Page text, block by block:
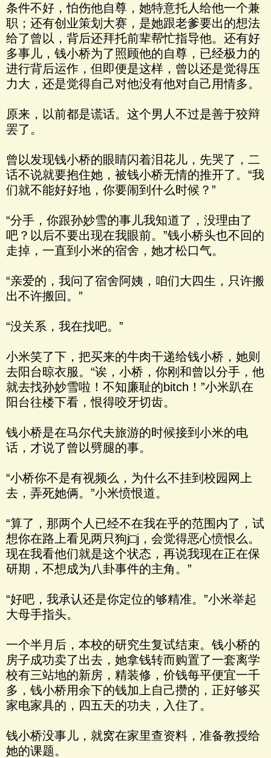
条件不好，怕伤他自尊，她特意托人给他一个兼
职；还有创业策划大赛，是她跟老爹要出的想法
给了曾以，背后还拜托前辈帮忙指导他。还有好
多事儿，钱小桥为了照顾他的自尊，已经极力的
进行背后运作，但即便是这样，曾以还是觉得压
力大，还是觉得自己对他没有他对自己用情多。
原来，以前都是谎话。这个男人不过是善于狡辩
罢了。
曾以发现钱小桥的眼睛闪着泪花儿，先哭了，二
话不说就要抱住她，被钱小桥无情的推开了。“我
们就不能好好地，你要闹到什么时候？”
“分手，你跟孙妙雪的事儿我知道了，没理由了
吧？以后不要出现在我眼前。”钱小桥头也不回的
走掉，一直到小米的宿舍，她才松口气。
“亲爱的，我问了宿舍阿姨，咱们大四生，只许搬
出不许搬回。”
“没关系，我在找吧。”
小米笑了下，把买来的牛肉干递给钱小桥，她则
去阳台晾衣服。“诶，小桥，你刚和曾以分手，他
就去找孙妙雪啦！不知廉耻的bitch！”小米趴在
阳台往楼下看，恨得咬牙切齿。
钱小桥是在马尔代夫旅游的时候接到小米的电
话，才说了曾以劈腿的事。
“小桥你不是有视频么，为什么不挂到校园网上
去，弄死她俩。”小米愤恨道。
“算了，那两个人已经不在我在乎的范围内了，试
想你在路上看见两只狗j□j，会觉得恶心愤恨么。
现在我看他们就是这个状态，再说我现在正在保
研期，不想成为八卦事件的主角。”
“好吧，我承认还是你定位的够精准。”小米举起
大母手指头。
一个半月后，本校的研究生复试结束。钱小桥的
房子成功卖了出去，她拿钱转而购置了一套离学
校有三站地的新房，精装修，价钱每平便宜一千
多，钱小桥用余下的钱加上自己攒的，正好够买
家电家具的，四五天的功夫，入住了。
钱小桥没事儿，就窝在家里查资料，准备教授给
她的课题。